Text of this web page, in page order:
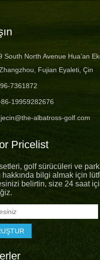
South North Avenue Hua’an
Fujian Eyaleti, Çin
7361872
19959282676
jecin@the-albatross-golf.com
Pricelist
golf sürücüleri ve park
hakkında bilgi almak için
belirtin, size 24 saat